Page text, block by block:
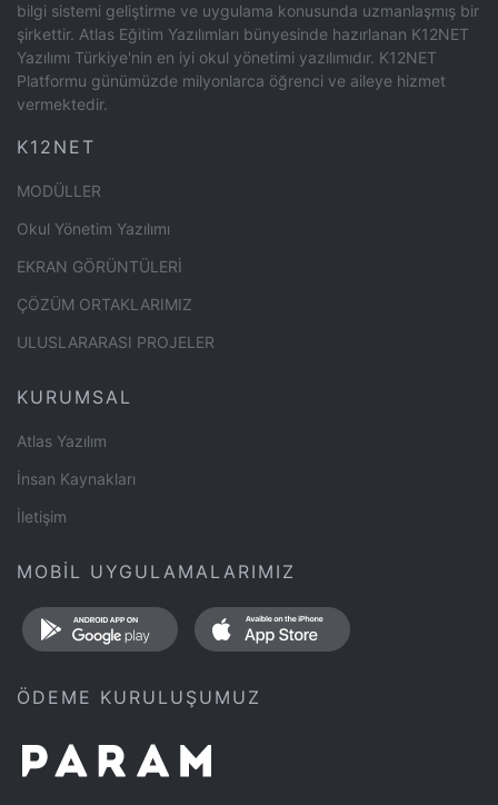
bilgi sistemi geliştirme ve uygulama konusunda uzmanlaşmış bir
şirkettir. Atlas Eğitim Yazılımları bünyesinde hazırlanan K12NET
Yazılımı Türkiye'nin en iyi okul yönetimi yazılımıdır. K12NET
Platformu günümüzde milyonlarca öğrenci ve aileye hizmet
vermektedir.
K12NET
MODÜLLER
Okul Yönetim Yazılımı
EKRAN GÖRÜNTÜLERİ
ÇÖZÜM ORTAKLARIMIZ
ULUSLARARASI PROJELER
KURUMSAL
Atlas Yazılım
İnsan Kaynakları
İletişim
MOBİL UYGULAMALARIMIZ
ÖDEME KURULUŞUMUZ